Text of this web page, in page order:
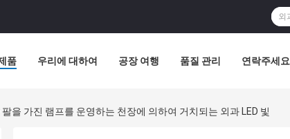
품 우리에 대하여 공장 여행 품질 관리 연락주세요
을 가진 램프를 운영하는 천장에 의하여 거치되는 외과 LED 빛